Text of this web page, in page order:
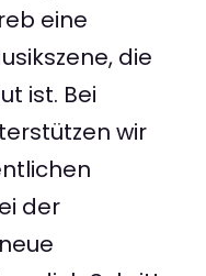
eine
die
ist. Bei
wir
der